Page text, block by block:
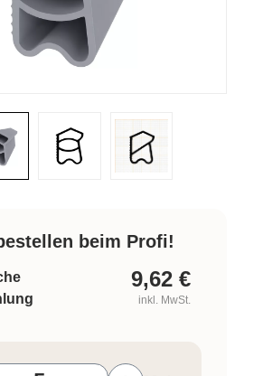
beim Profi!
9,62 €
inkl. MwSt.